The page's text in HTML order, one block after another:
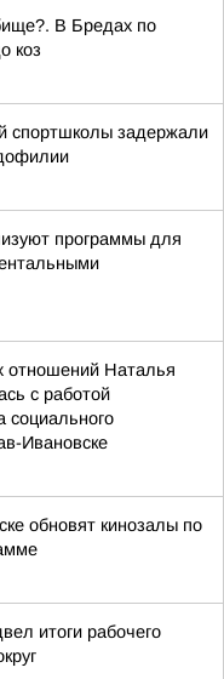
В Бредах по
коз
спортшколы задержали
программы для
отношений Наталья
с работой
социального
Ивановске
обновят кинозалы по
итоги рабочего